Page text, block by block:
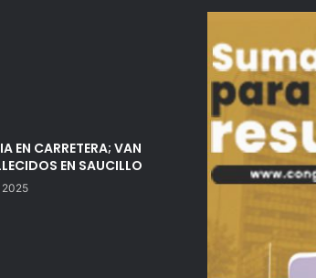
EN CARRETERA; VAN
EN SAUCILLO
2025